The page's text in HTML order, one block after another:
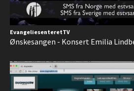
EvangeliesenteretTV
Ønskesangen - Konsert Emilia